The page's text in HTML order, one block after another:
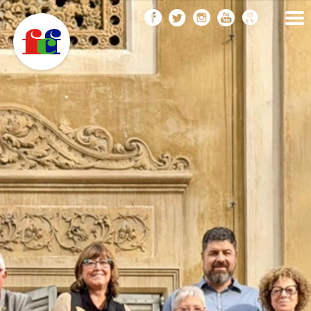
Vés
al
contingut
FEDERACIÓ CATALANA
DE FOTOGRAFIA
F
C
F